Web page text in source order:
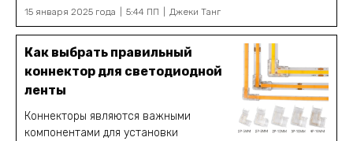
15 января 2025 года 5:44 ПП Джеки Танг
Как выбрать правильный
коннектор для светодиодной
ленты
Коннекторы являются важными
компонентами для установки